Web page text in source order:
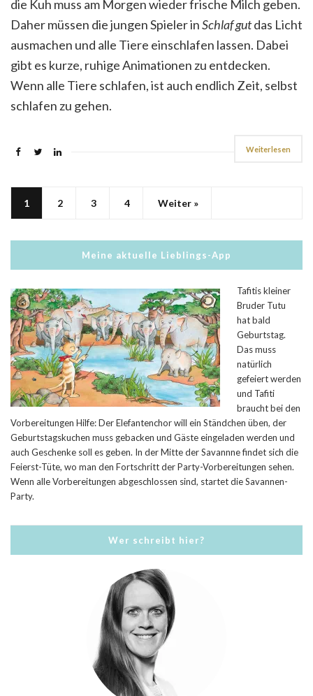
die Kuh muss am Morgen wieder frische Milch geben.
Daher müssen die jungen Spieler inSchlaf gutdas Licht
ausmachen und alle Tiere einschlafen lassen. Dabei
gibt es kurze, ruhige Animationen zu entdecken.
Wenn alle Tiere schlafen, ist auch endlich Zeit, selbst
schlafen zu gehen.
Weiterlesen
1 2 3 4 Weiter »
Meine aktuelle Lieblings-App
Tafitis kleiner
Bruder Tutu
hat bald
Geburtstag.
Das muss
natürlich
gefeiert werden
und Tafiti
braucht bei den
Vorbereitungen Hilfe: Der Elefantenchor will ein Ständchen üben, der
Geburtstagskuchen muss gebacken und Gäste eingeladen werden und
auch Geschenke soll es geben. In der Mitte der Savannne findet sich die
Feierst-Tüte, wo man den Fortschritt der Party-Vorbereitungen sehen.
Wenn alle Vorbereitungen abgeschlossen sind, startet die Savannen-
Party.
Wer schreibt hier?